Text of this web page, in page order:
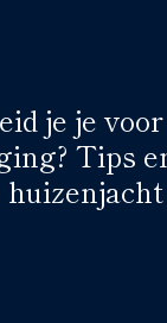
je je
Tips
huizenjacht